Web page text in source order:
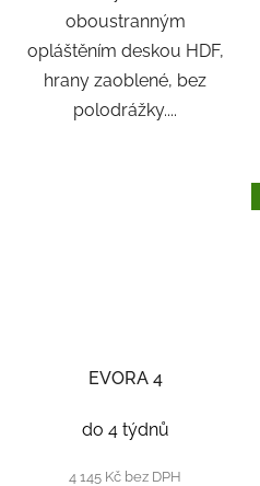
oboustranným
opláštěním deskou HDF,
hrany zaoblené, bez
polodrážky....
EVORA 4
do 4 týdnů
4 145 Kč bez DPH